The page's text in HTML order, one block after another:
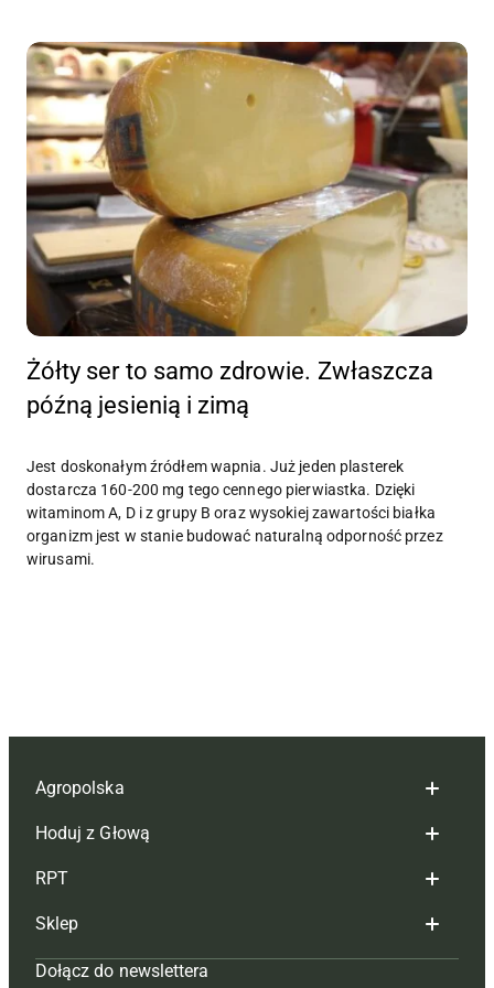
Żółty ser to samo zdrowie. Zwłaszcza
późną jesienią i zimą
Jest doskonałym źródłem wapnia. Już jeden plasterek
dostarcza 160-200 mg tego cennego pierwiastka. Dzięki
witaminom A, D i z grupy B oraz wysokiej zawartości białka
organizm jest w stanie budować naturalną odporność przez
wirusami.
Agropolska
Redakcja
Reklama
Tagi
Mapa serwisu
Hoduj z Głową
Hoduj z głową bydło
Hoduj z głową świnie
Prenumerata
RPT
Redakcja
Prenumerata
Sklep
Czasopisma i prenumerata
Dołącz do newslettera